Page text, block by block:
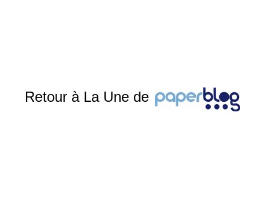
Retour à La Une de